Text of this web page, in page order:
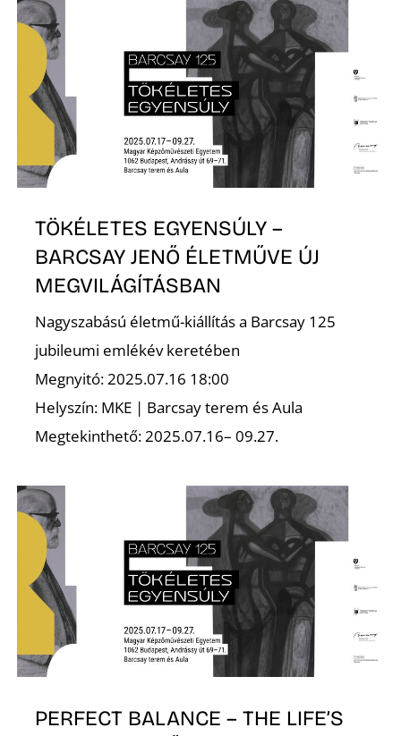
TÖKÉLETES EGYENSÚLY –
BARCSAY JENŐ ÉLETMŰVE ÚJ
MEGVILÁGÍTÁSBAN
Nagyszabású életmű-kiállítás a Barcsay 125
jubileumi emlékév keretében
Megnyitó: 2025.07.16 18:00
Helyszín: MKE | Barcsay terem és Aula
Megtekinthető: 2025.07.16– 09.27.
PERFECT BALANCE – THE LIFE’S